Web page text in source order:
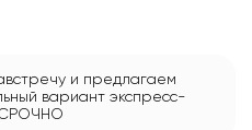
и предлагаем
вариант экспресс-
СРОЧНО